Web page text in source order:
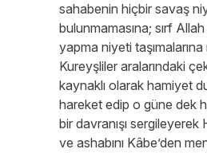
sahabenin hiçbir savaş
bulunmamasına; sırf Allah
yapma niyeti
Kureyşliler aralarındaki
kaynaklı olarak hamiyet
hareket edip o güne dek
bir davranışı sergileyerek
ve ashabını Kâbe’den